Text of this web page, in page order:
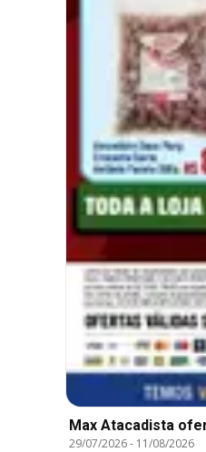
Max Atacadista
29/07/2026- 11/08/2026